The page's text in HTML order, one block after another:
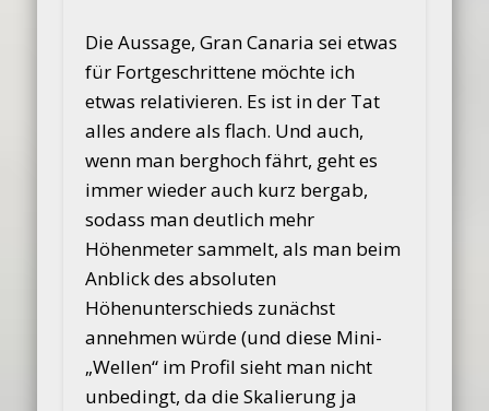
Die Aussage, Gran Canaria sei etwas
für Fortgeschrittene möchte ich
etwas relativieren. Es ist in der Tat
alles andere als flach. Und auch,
wenn man berghoch fährt, geht es
immer wieder auch kurz bergab,
sodass man deutlich mehr
Höhenmeter sammelt, als man beim
Anblick des absoluten
Höhenunterschieds zunächst
annehmen würde (und diese Mini-
„Wellen“ im Profil sieht man nicht
unbedingt, da die Skalierung ja